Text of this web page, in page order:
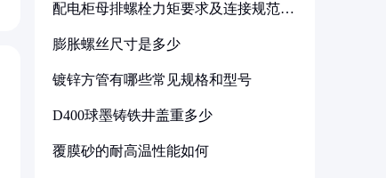
配电柜母排螺栓力矩要求及连接规范详
膨胀螺丝尺寸是多少
镀锌方管有哪些常见规格和型号
D400球墨铸铁井盖重多少
覆膜砂的耐高温性能如何